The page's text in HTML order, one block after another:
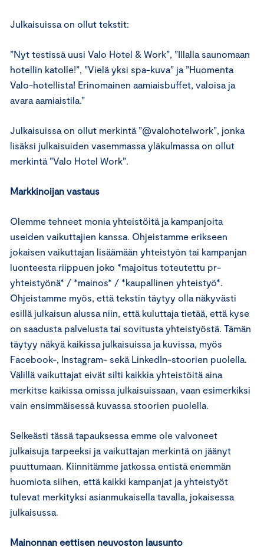
Julkaisuissa on ollut tekstit:
”Nyt testissä uusi Valo Hotel & Work”, ”Illalla saunomaan
hotellin katolle!”, ”Vielä yksi spa-kuva” ja ”Huomenta
Valo-hotellista! Erinomainen aamiaisbuffet, valoisa ja
avara aamiaistila.”
Julkaisuissa on ollut merkintä ”@valohotelwork”, jonka
lisäksi julkaisuiden vasemmassa yläkulmassa on ollut
merkintä ”Valo Hotel Work”.
Markkinoijan vastaus
Olemme tehneet monia yhteistöitä ja kampanjoita
useiden vaikuttajien kanssa. Ohjeistamme erikseen
jokaisen vaikuttajan lisäämään yhteistyön tai kampanjan
luonteesta riippuen joko *majoitus toteutettu pr-
yhteistyönä* / *mainos* / *kaupallinen yhteistyö*.
Ohjeistamme myös, että tekstin täytyy olla näkyvästi
esillä julkaisun alussa niin, että kuluttaja tietää, että kyse
on saadusta palvelusta tai sovitusta yhteistyöstä. Tämän
täytyy näkyä kaikissa julkaisuissa ja kuvissa, myös
Facebook-, Instagram- sekä LinkedIn-stoorien puolella.
Välillä vaikuttajat eivät silti kaikkia yhteistöitä aina
merkitse kaikissa omissa julkaisuissaan, vaan esimerkiksi
vain ensimmäisessä kuvassa stoorien puolella.
Selkeästi tässä tapauksessa emme ole valvoneet
julkaisuja tarpeeksi ja vaikuttajan merkintä on jäänyt
puuttumaan. Kiinnitämme jatkossa entistä enemmän
huomiota siihen, että kaikki kampanjat ja yhteistyöt
tulevat merkityksi asianmukaisella tavalla, jokaisessa
julkaisussa.
Mainonnan eettisen neuvoston lausunto